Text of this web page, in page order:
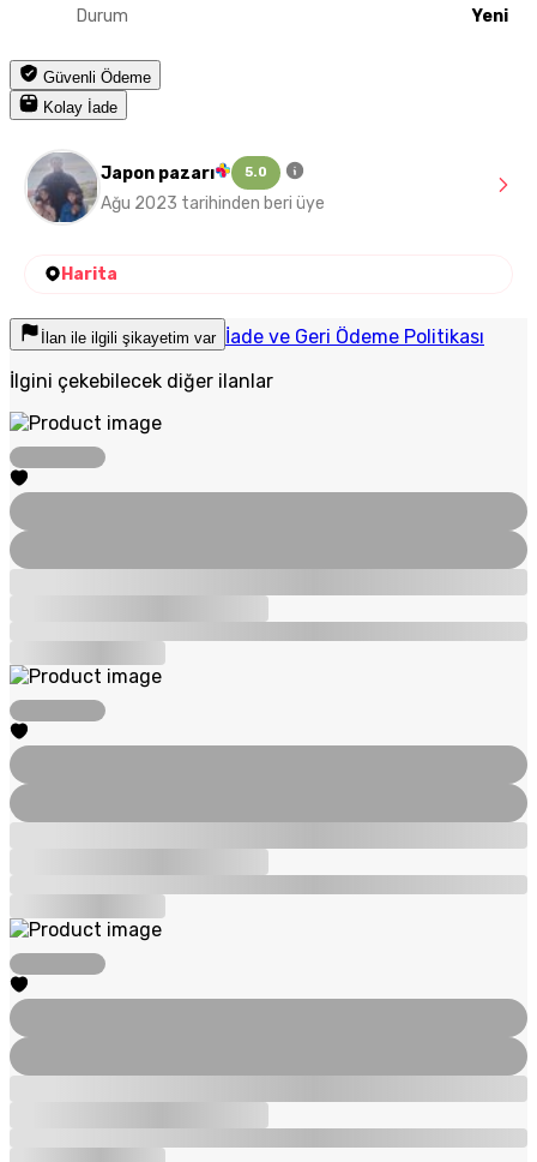
Durum Yeni
Güvenli Ödeme
Kolay İade
Japon pazarı 5.0
Ağu 2023 tarihinden beri üye
Harita
İlan ile ilgili şikayetim var İade ve Geri Ödeme Politikası
İlgini çekebilecek diğer ilanlar